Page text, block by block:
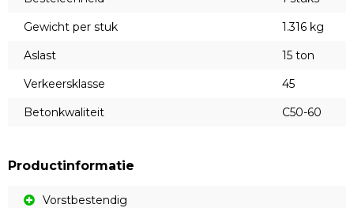
Gewicht per stuk
1.316 kg
Aslast
15 ton
Verkeersklasse
45
Betonkwaliteit
C50-60
Productinformatie
Vorstbestendig